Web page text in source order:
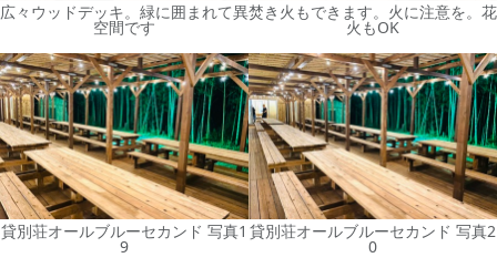
広々ウッドデッキ。緑に囲まれて異
空間です
焚き火もできます。火に注意を。花
火もOK
貸別荘オールブルーセカンド 写真1
9
貸別荘オールブルーセカンド 写真2
0